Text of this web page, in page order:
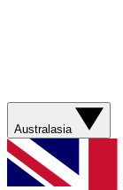
Australasia